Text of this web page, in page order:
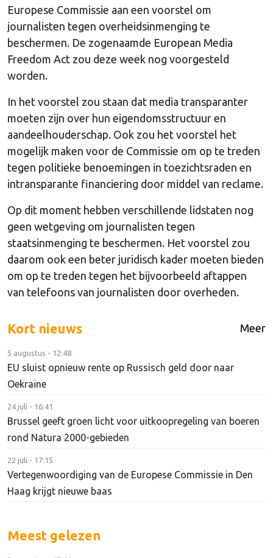
Europese Commissie aan een voorstel om
journalisten tegen overheidsinmenging te
beschermen. De zogenaamde European Media
Freedom Act zou deze week nog voorgesteld
worden.
In het voorstel zou staan dat media transparanter
moeten zijn over hun eigendomsstructuur en
aandeelhouderschap. Ook zou het voorstel het
mogelijk maken voor de Commissie om op te treden
tegen politieke benoemingen in toezichtsraden en
intransparante financiering door middel van reclame.
Op dit moment hebben verschillende lidstaten nog
geen wetgeving om journalisten tegen
staatsinmenging te beschermen. Het voorstel zou
daarom ook een beter juridisch kader moeten bieden
om op te treden tegen het bijvoorbeeld aftappen
van telefoons van journalisten door overheden.
Kort nieuws Meer
5 augustus - 12:48
EU sluist opnieuw rente op Russisch geld door naar
Oekraïne
24 juli - 16:41
Brussel geeft groen licht voor uitkoopregeling van boeren
rond Natura 2000-gebieden
22 juli - 17:15
Vertegenwoordiging van de Europese Commissie in Den
Haag krijgt nieuwe baas
Meest gelezen